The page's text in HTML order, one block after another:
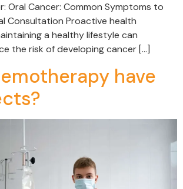
Oral Cancer: Common Symptoms to
Consultation Proactive health
a healthy lifestyle can
the risk of developing cancer […]
have